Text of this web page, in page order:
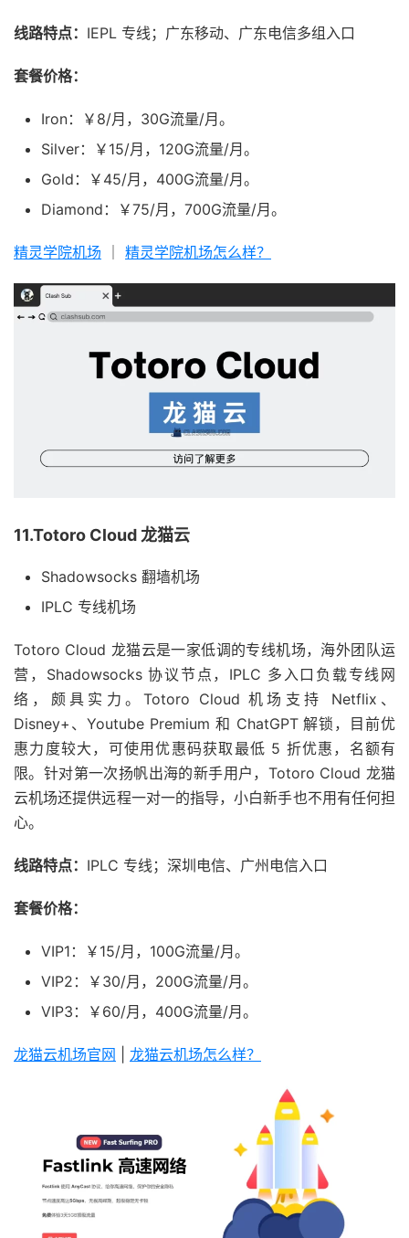
线路特点： IEPL 专线；广东移动、广东电信多组入口
套餐价格：
Iron：￥8/月，30G流量/月。
Silver：￥15/月，120G流量/月。
Gold：￥45/月，400G流量/月。
Diamond：￥75/月，700G流量/月。
精灵学院机场 精灵学院机场怎么样？
11.Totoro Cloud 龙猫云
Shadowsocks 翻墙机场
IPLC 专线机场
Totoro Cloud 龙猫云是一家低调的专线机场，海外团队运
营，Shadowsocks 协议节点，IPLC 多入口负载专线网
络，颇具实力。Totoro Cloud 机场支持 Netflix、
Disney+、Youtube Premium 和 ChatGPT 解锁，目前优
惠力度较大，可使用优惠码获取最低 5 折优惠，名额有
限。针对第一次扬帆出海的新手用户，Totoro Cloud 龙猫
云机场还提供远程一对一的指导，小白新手也不用有任何担
心。
线路特点： IPLC 专线；深圳电信、广州电信入口
套餐价格：
VIP1：￥15/月，100G流量/月。
VIP2：￥30/月，200G流量/月。
VIP3：￥60/月，400G流量/月。
龙猫云机场官网 龙猫云机场怎么样？